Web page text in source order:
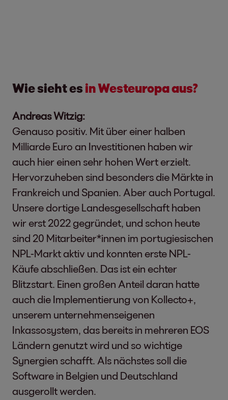
Wie sieht es in Westeuropa aus?
Andreas Witzig:
Genauso positiv. Mit über einer halben
Milliarde Euro an Investitionen haben wir
auch hier einen sehr hohen Wert erzielt.
Hervorzuheben sind besonders die Märkte in
Frankreich und Spanien. Aber auch Portugal.
Unsere dortige Landesgesellschaft haben
wir erst 2022 gegründet, und schon heute
sind 20 Mitarbeiter*innen im portugiesischen
NPL-Markt aktiv und konnten erste NPL-
Käufe abschließen. Das ist ein echter
Blitzstart. Einen großen Anteil daran hatte
auch die Implementierung von Kollecto+,
unserem unternehmenseigenen
Inkassosystem, das bereits in mehreren EOS
Ländern genutzt wird und so wichtige
Synergien schafft. Als nächstes soll die
Software in Belgien und Deutschland
ausgerollt werden.